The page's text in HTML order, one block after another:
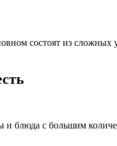
состоят из
и блюда с большим